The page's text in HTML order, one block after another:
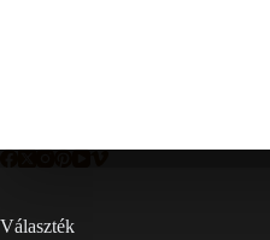
Választék